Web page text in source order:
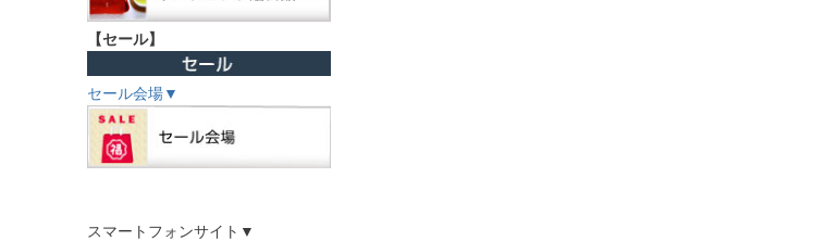
【セール】
セール会場▼
スマートフォンサイト▼